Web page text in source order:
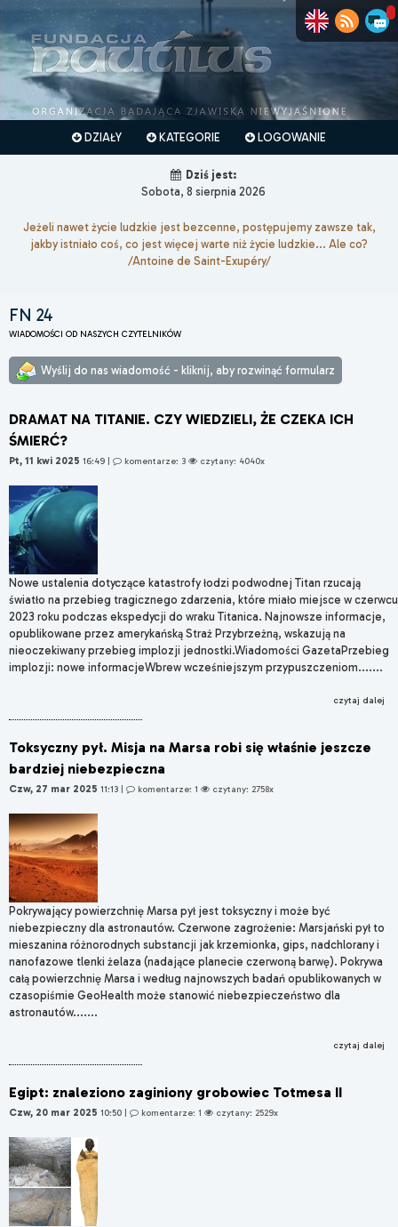
DZIAŁY KATEGORIE LOGOWANIE
Dziś jest:
Sobota, 8 sierpnia 2026
Jeżeli nawet życie ludzkie jest bezcenne, postępujemy zawsze tak,
jakby istniało coś, co jest więcej warte niż życie ludzkie... Ale co?
/Antoine de Saint-Exupéry/
FN 24
WIADOMOŚCI OD NASZYCH CZYTELNIKÓW
Wyślij do nas wiadomość - kliknij, aby rozwinąć formularz
DRAMAT NA TITANIE. CZY WIEDZIELI, ŻE CZEKA ICH
ŚMIERĆ?
Pt, 11 kwi 2025 16:49 | komentarze: 3 czytany: 4040x
​Nowe ustalenia dotyczące katastrofy łodzi podwodnej Titan rzucają
światło na przebieg tragicznego zdarzenia, które miało miejsce w czerwcu
2023 roku podczas ekspedycji do wraku Titanica. Najnowsze informacje,
opublikowane przez amerykańską Straż Przybrzeżną, wskazują na
nieoczekiwany przebieg implozji jednostki.​Wiadomości GazetaPrzebieg
implozji: nowe informacjeWbrew wcześniejszym przypuszczeniom.......
czytaj dalej
Toksyczny pył. Misja na Marsa robi się właśnie jeszcze
bardziej niebezpieczna
Czw, 27 mar 2025 11:13 | komentarze: 1 czytany: 2758x
Pokrywający powierzchnię Marsa pył jest toksyczny i może być
niebezpieczny dla astronautów. Czerwone zagrożenie: Marsjański pył to
mieszanina różnorodnych substancji jak krzemionka, gips, nadchlorany i
nanofazowe tlenki żelaza (nadające planecie czerwoną barwę). Pokrywa
całą powierzchnię Marsa i według najnowszych badań opublikowanych w
czasopiśmie GeoHealth może stanowić niebezpieczeństwo dla
astronautów.......
czytaj dalej
Egipt: znaleziono zaginiony grobowiec Totmesa II
Czw, 20 mar 2025 10:50 komentarze: 1 czytany: 2529x